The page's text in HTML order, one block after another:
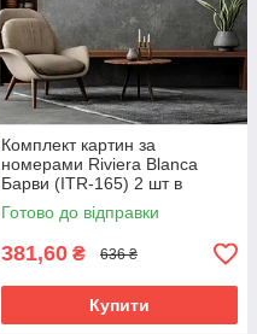
Комплект картин за
номерами Riviera Blanca
Барви (ITR-165) 2 шт в
наборі
Готово до відправки
381,60 ₴ 636 ₴
Купити